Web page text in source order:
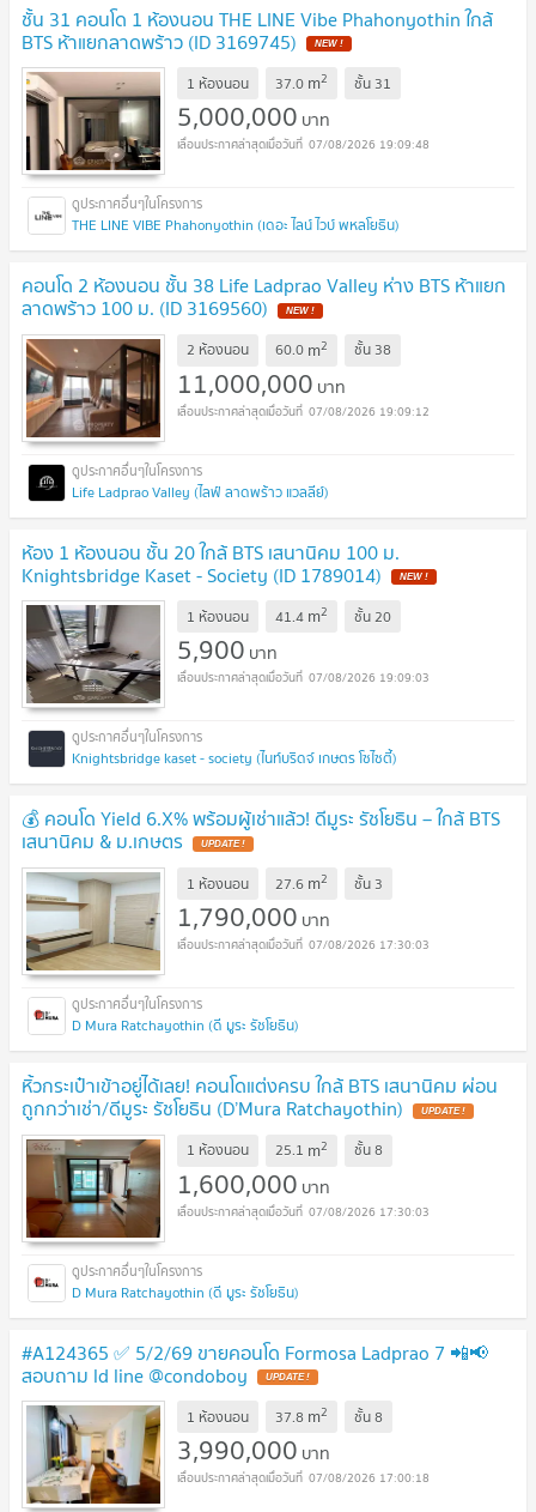
ชั้น 31 คอนโด 1 ห้องนอน THE LINE Vibe Phahonyothin ใกล้
BTS ห้าแยกลาดพร้าว (ID 3169745)
1 ห้องนอน 37.0 m2 ชั้น 31
5,000,000 บาท
07/08/2026 19:09:48
THE LINE VIBE Phahonyothin (เดอะ ไลน์ ไวบ์ พหลโยธิน)
คอนโด 2 ห้องนอน ชั้น 38 Life Ladprao Valley ห่าง BTS ห้าแยก
ลาดพร้าว 100 ม. (ID 3169560)
2 ห้องนอน 60.0 m2 ชั้น 38
11,000,000 บาท
07/08/2026 19:09:12
Life Ladprao Valley (ไลฟ์ ลาดพร้าว แวลลีย์)
ห้อง 1 ห้องนอน ชั้น 20 ใกล้ BTS เสนานิคม 100 ม.
Knightsbridge Kaset - Society (ID 1789014)
1 ห้องนอน 41.4 m2 ชั้น20
5,900 บาท
07/08/2026 19:09:03
Knightsbridge kaset - society (ไนท์บริดจ์ เกษตร โซไซตี้)
💰 คอนโด Yield 6.X% พร้อมผู้เช่าแล้ว! ดีมูระ รัชโยธิน – ใกล้ BTS
เสนานิคม & ม.เกษตร
1 ห้องนอน 27.6 m2 ชั้น 3
1,790,000 บาท
07/08/2026 17:30:03
D Mura Ratchayothin (ดี มูระ รัชโยธิน)
หิ้วกระเป๋าเข้าอยู่ได้เลย! คอนโดแต่งครบ ใกล้ BTS เสนานิคม ผ่อน
ถูกกว่าเช่า/ดีมูระ รัชโยธิน (D’Mura Ratchayothin)
1 ห้องนอน 25.1 m2 ชั้น8
1,600,000 บาท
07/08/2026 17:30:03
D Mura Ratchayothin (ดี มูระ รัชโยธิน)
#A124365 ✅ 5/2/69 ขายคอนโด Formosa Ladprao 7 📲📢
สอบถาม ld line @condoboy
1 ห้องนอน 37.8 m2 ชั้น8
3,990,000 บาท
07/08/2026 17:00:18